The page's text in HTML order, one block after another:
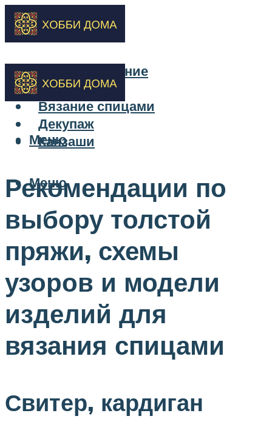
Бисероплетение
Вышивка
Вязание спицами
Декупаж
Канзаши
Меню
Меню
Рекомендации по
выбору толстой
пряжи, схемы
узоров и модели
изделий для
вязания спицами
Свитер, кардиган